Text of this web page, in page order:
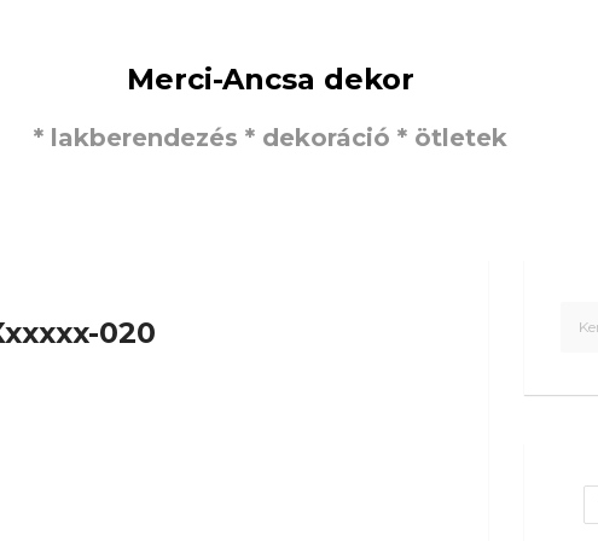
Merci-Ancsa dekor
* lakberendezés * dekoráció * ötletek
020